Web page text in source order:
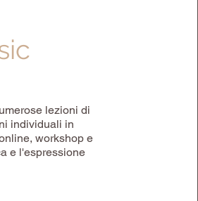
lezioni di
individuali in
workshop e
e l'espressione